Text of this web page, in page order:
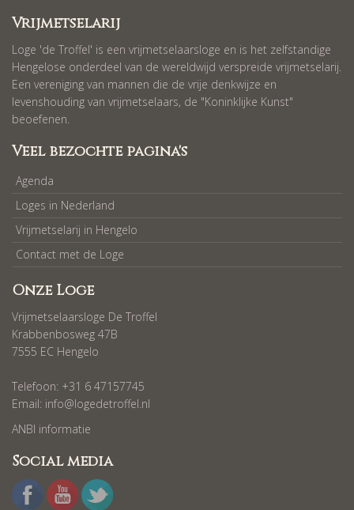
Vrijmetselarij
Loge 'de Troffel' is een vrijmetselaarsloge en is het zelfstandige
Hengelose onderdeel van de wereldwijd verspreide vrijmetselarij.
Een vereniging van mannen die de vrije denkwijze en
levenshouding van vrijmetselaars, de "Koninklijke Kunst"
beoefenen.
Veel bezochte pagina's
Agenda
Loges in Nederland
Vrijmetselarij in Hengelo
Contact met de Loge
Onze Loge
Vrijmetselaarsloge De Troffel
Krabbenbosweg 47B
7555 EC Hengelo
Telefoon: +31 6 47157745
Email: info@logedetroffel.nl
ANBI informatie
Social media